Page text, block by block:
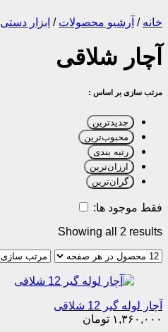
خانه / آرشیو محصولات / ابزار دستی
آچار شلاقی
مرتب سازی بر اساس :
جدیدترین
محبوب‌ترین
رتبه بندی
ارزان‌ترین
گران‌ترین
فقط موجود ها:
Showing all 2 results
آچار لوله گیر 12 شلاقی
۱,۳۶۰,۰۰۰ تومان